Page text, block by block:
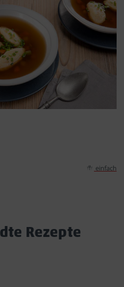
einfach
Rezepte